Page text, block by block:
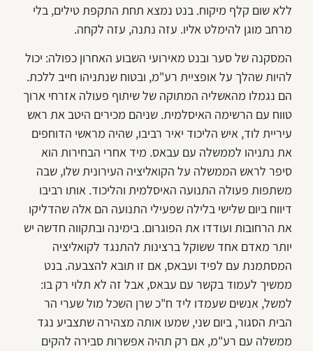
ללא שום קלף מיקוח. בנט נמצא תחת התקפת טילים, בלי
מרחב מוגן להימלט אליו. עזה נתנה, עזה לקחה.
המסקנה של סער ובנט מאירועי השבוע האחרון כפולה: יכול
להיות שהלך על אופציית רע"מ, ובטוח שנתניהו חייב ללכת.
הם נגמלו מהאשליה המתוקה של שיתוף פעולה אזרחי ארוך
טווח עם הרשימה האיסלמית. שניהם מכירים היטב את ראש
עיריית לוד, איש הליכוד יאיר רביבו, שהיה מראשי הדוחפים
את נתניהו לממשלה עם עבאס. מיד אחרי הבחירות הוא
סיפר לראש הממשלה על הקואליציה העירונית שלו, שבה
משתפות פעולה התנועה האיסלמית והליכוד. אותו רביבו
דיווח ביום שלישי בלילה שפעילי התנועה הם אלה שהדליקו
את הרחובות ועודדו את הפוגרום. בימינה ובתקווה חדשה יש
יותר מאדם אחד ששוקל ברצינות להתנגד לקואליציה
המסתמנת עם לפיד ועבאס, אם זו תובא להצבעה. בנט
ממשיך לעמוד בקשר עם עבאס, אבל זה לא תלוי רק בו:
למשל, אנשים שעמדו ליד ח"כ שרן השכל מול שערי הר
הבית הסגור, ביום שני, שמעו אותה מצהירה שתצביע נגד
ממשלה עם רע"מ, אם רק תהיה אפשרות סבירה להקים